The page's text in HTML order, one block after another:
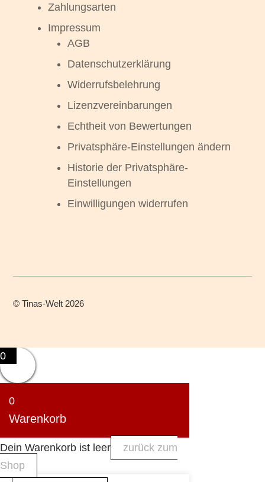
Zahlungsarten
Impressum
AGB
Datenschutzerklärung
Widerrufsbelehrung
Lizenzvereinbarungen
Echtheit von Bewertungen
Privatsphäre-Einstellungen ändern
Historie der Privatsphäre-
Einstellungen
Einwilligungen widerrufen
©Tinas-Welt 2026
0
0
Warenkorb
Dein Warenkorb ist leer
zurück zum
Shop